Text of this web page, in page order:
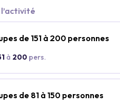
de 151 à 200 personnes
à 200 pers.
de 81 à 150 personnes